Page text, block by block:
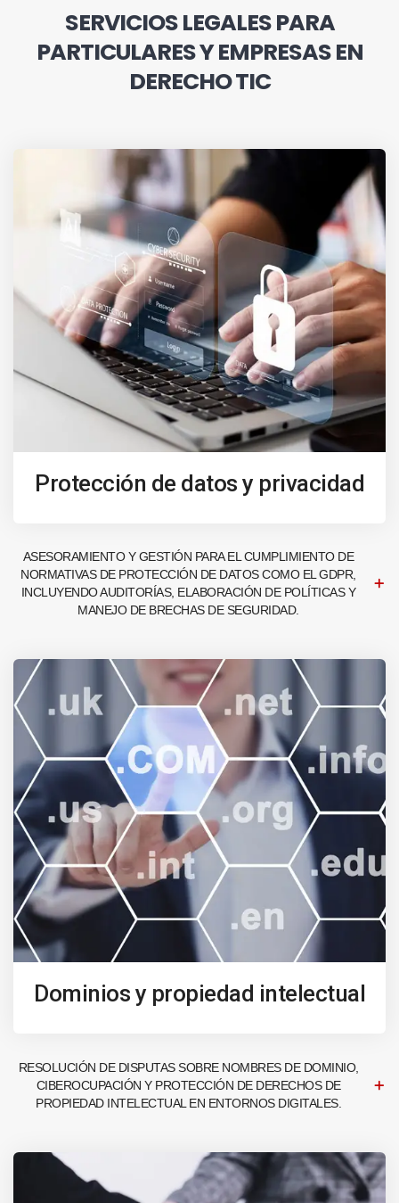
SERVICIOS LEGALES PARA
PARTICULARES Y EMPRESAS EN
DERECHO TIC
Protección de datos y privacidad
ASESORAMIENTO Y GESTIÓN PARA EL CUMPLIMIENTO DE
NORMATIVAS DE PROTECCIÓN DE DATOS COMO EL GDPR,
INCLUYENDO AUDITORÍAS, ELABORACIÓN DE POLÍTICAS Y
MANEJO DE BRECHAS DE SEGURIDAD.
Dominios y propiedad intelectual
RESOLUCIÓN DE DISPUTAS SOBRE NOMBRES DE DOMINIO,
CIBEROCUPACIÓN Y PROTECCIÓN DE DERECHOS DE
PROPIEDAD INTELECTUAL EN ENTORNOS DIGITALES.